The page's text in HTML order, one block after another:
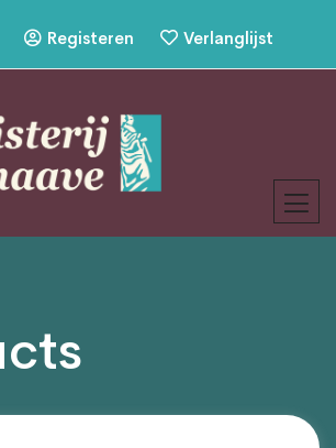
Registeren Verlanglijst